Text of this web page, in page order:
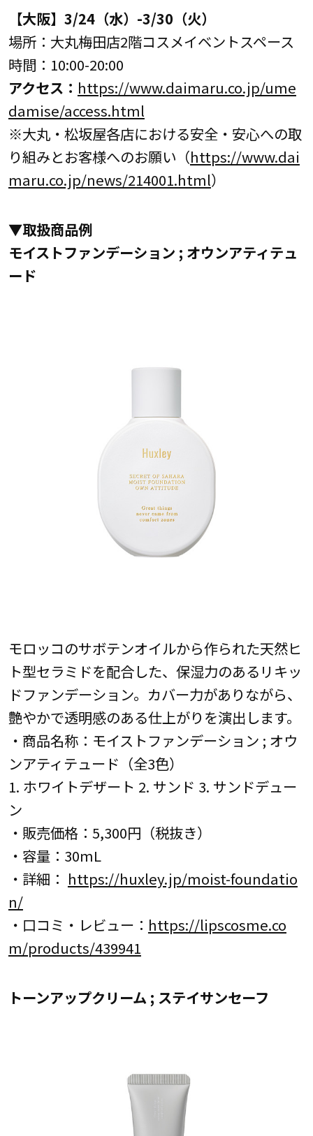
【大阪】 3/24（水）-3/30（火）
場所：大丸梅田店2階コスメイベントスペース
時間：10:00-20:00
アクセス： https://www.daimaru.co.jp/ume
damise/access.html
※大丸・松坂屋各店における安全・安心への取
り組みとお客様へのお願い（https://www.dai
maru.co.jp/news/214001.html）
▼取扱商品例
モイストファンデーション ; オウンアティテュ
ード
モロッコのサボテンオイルから作られた天然ヒ
ト型セラミドを配合した、保湿力のあるリキッ
ドファンデーション。カバー力がありながら、
艶やかで透明感のある仕上がりを演出します。
・商品名称：モイストファンデーション ; オウ
ンアティテュード（全3色）
1. ホワイトデザート 2. サンド 3. サンドデュー
ン
・販売価格：5,300円（税抜き）
・容量：30mL
・詳細： https://huxley.jp/moist-foundatio
n/
・口コミ・レビュー： https://lipscosme.co
m/products/439941
トーンアップクリーム ; ステイサンセーフ